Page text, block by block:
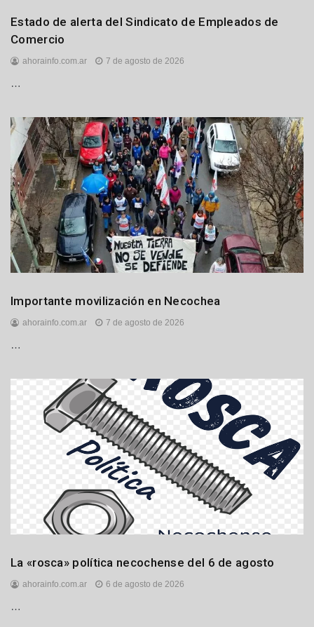
Gremiales
Locales
Estado de alerta del Sindicato de Empleados de
Comercio
ahorainfo.com.ar 7 de agosto de 2026
…
Locales
Importante movilización en Necochea
ahorainfo.com.ar 7 de agosto de 2026
…
Locales
La «rosca» política necochense del 6 de agosto
ahorainfo.com.ar 6 de agosto de 2026
…